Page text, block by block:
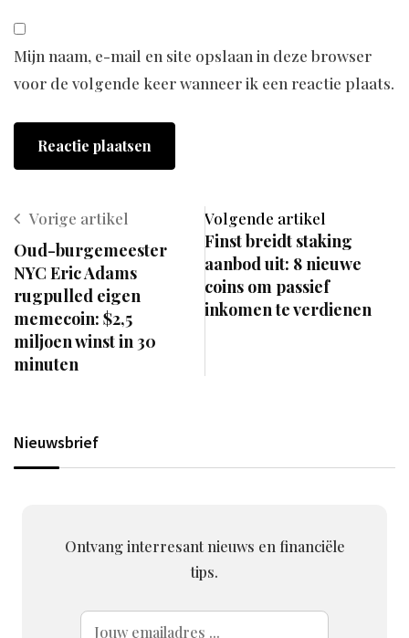
Mijn naam, e-mail en site opslaan in deze browser
voor de volgende keer wanneer ik een reactie plaats.
Vorige artikel
Oud-burgemeester
NYC Eric Adams
rugpulled eigen
memecoin: $2,5
miljoen winst in 30
minuten
Volgende artikel
Finst breidt staking
aanbod uit: 8 nieuwe
coins om passief
inkomen te verdienen
Nieuwsbrief
Ontvang interresant nieuws en financiële
tips.